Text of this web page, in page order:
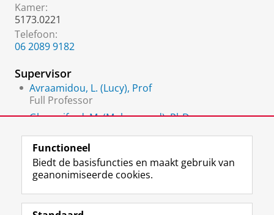
Kamer:
5173.0221
Telefoon:
06 2089 9182
Supervisor
Avraamidou, L. (Lucy), Prof
Full Professor
Gharesifard, M. (Mohammad), PhD
Volg de RUG
F
a
L
i
R
S
I
n
Y
o
Functioneel
Biedt de basisfuncties en maakt gebruik van
geanonimiseerde cookies.